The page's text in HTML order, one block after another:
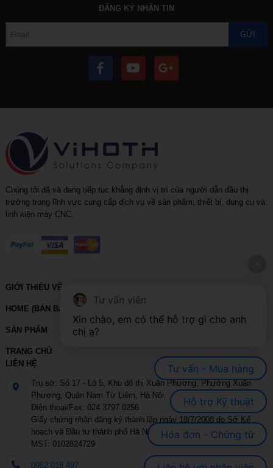
ĐĂNG KÝ NHẬN TIN
GỬI
Chúng tôi đã và đang tiếp tục khẳng định vị trí của người dẫn đầu thị
trường trong lĩnh vực cung cấp dịch vụ về sản phẩm, thiết bị, dụng cụ và
linh kiện máy CNC.
GIỚI THIỆU VỀ VIHOTH
HOME (BẢN BACKUP – VUI LÒNG KHÔNG SỬA XÓA)
SẢN PHẨM
TRANG CHỦ
LIÊN HỆ
Trụ sở: Số 17 - Lô 5, Khu đô thị Xuân Phương, Phường Xuân
Phương, Quận Nam Từ Liêm, Hà Nội
Điện thoại/Fax: 024 3797 0256
Giấy chứng nhận đăng ký thành lập ngày 18/7/2008 do Sở Kế
hoạch và Đầu tư thành phố Hà Nội cấp
MST: 0102824729
0982 018 497
Tư vấn viên
Xin chào, em có thể hỗ trợ gì cho anh
chị ạ?
Tư vấn - Mua hàng
Hỗ trợ Kỹ thuật
Hóa đơn - Chứng từ